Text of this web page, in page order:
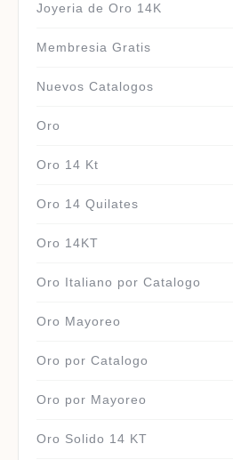
Joyeria de Oro 14K
Membresia Gratis
Nuevos Catalogos
Oro
Oro 14 Kt
Oro 14 Quilates
Oro 14KT
Oro Italiano por Catalogo
Oro Mayoreo
Oro por Catalogo
Oro por Mayoreo
Oro Solido 14 KT